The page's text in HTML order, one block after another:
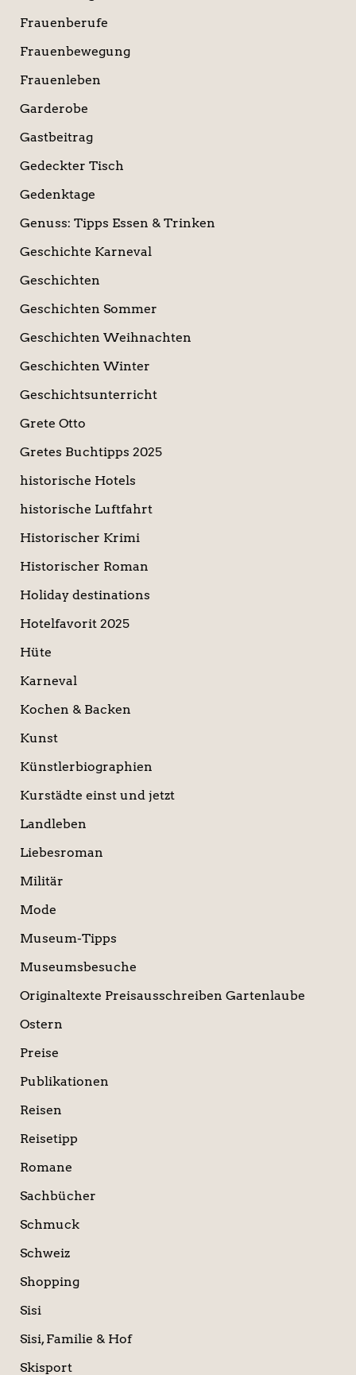
Frauenberufe
Frauenbewegung
Frauenleben
Garderobe
Gastbeitrag
Gedeckter Tisch
Gedenktage
Genuss: Tipps Essen & Trinken
Geschichte Karneval
Geschichten
Geschichten Sommer
Geschichten Weihnachten
Geschichten Winter
Geschichtsunterricht
Grete Otto
Gretes Buchtipps 2025
historische Hotels
historische Luftfahrt
Historischer Krimi
Historischer Roman
Holiday destinations
Hotelfavorit 2025
Hüte
Karneval
Kochen & Backen
Kunst
Künstlerbiographien
Kurstädte einst und jetzt
Landleben
Liebesroman
Militär
Mode
Museum-Tipps
Museumsbesuche
Originaltexte Preisausschreiben Gartenlaube
Ostern
Preise
Publikationen
Reisen
Reisetipp
Romane
Sachbücher
Schmuck
Schweiz
Shopping
Sisi
Sisi, Familie & Hof
Skisport